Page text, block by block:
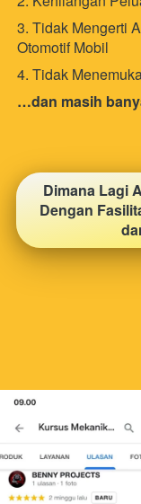
3. Tidak Mengerti
Otomotif Mobil
4. Tidak
…dan masih
Dimana Lagi
Dengan